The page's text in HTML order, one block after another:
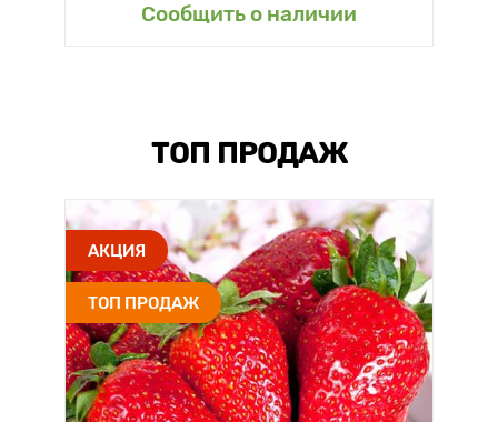
Сообщить о наличии
ТОП ПРОДАЖ
АКЦИЯ
ТОП ПРОДАЖ